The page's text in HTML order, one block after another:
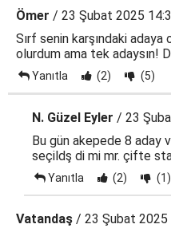
Ömer / 23 Şubat 2025
Sırf senin karşındaki
olurdum ama tek adaysın!
Yanıtla (2) (5)
N. Güzel Eyler / 23
Bu gün akepede 8 aday
seçildş di mi mr. çifte
Yanıtla (2) (1)
Vatandaş / 23 Şubat 2025